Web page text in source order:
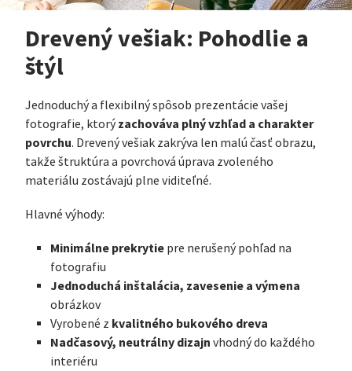
Drevený vešiak: Pohodlie a
štýl
Jednoduchý a flexibilný spôsob prezentácie vašej
fotografie, ktorýzachováva plný vzhľad a charakter
povrchu. Drevený vešiak zakrýva len malú časť obrazu,
takže štruktúra a povrchová úprava zvoleného
materiálu zostávajú plne viditeľné.
Hlavné výhody:
Minimálne prekrytie pre nerušený pohľad na
fotografiu
Jednoduchá inštalácia, zavesenie a výmena
obrázkov
Vyrobené z kvalitného bukového dreva
Nadčasový, neutrálny dizajn vhodný do každého
interiéru